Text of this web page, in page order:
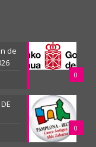
0
de
0